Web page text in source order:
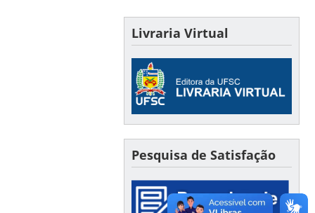
Livraria Virtual
Pesquisa de Satisfação